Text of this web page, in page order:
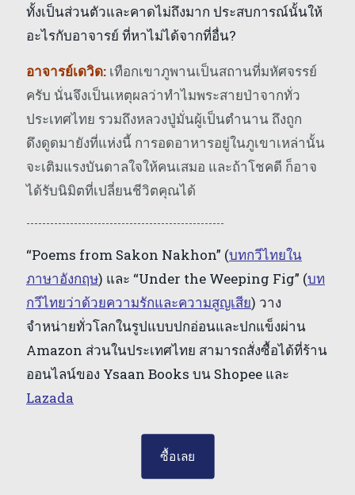
ทั้งเป็นส่วนตัวและคาดไม่ถึงมาก ประสบการณ์นั้นให้
อะไรกับอาจารย์ ที่หาไม่ได้จากที่อื่น?
อาจารย์เดวิด: เทือกเขาภูพานเป็นสถานที่มหัศจรรย์
ครับ นั่นจึงเป็นเหตุผลว่าทำไมพระสายป่าจากทั่ว
ประเทศไทย รวมถึงหลวงปู่มั่นผู้เป็นตำนาน ถึงถูก
ดึงดูดมายังที่แห่งนี้ การอดอาหารอยู่ในภูเขาเหล่านั้น
จะเติมแรงบันดาลใจให้คนเสมอ และถ้าโชคดี ก็อาจ
ได้รับนิมิตที่เปลี่ยนชีวิตคุณได้
--------------------------------------------------
“Poems from Sakon Nakhon” (บทกวีไทยใน
ภาษาอังกฤษ) และ “Under the Weeping Fig” (บท
กวีไทยว่าด้วยความรักและความสูญเสีย) วาง
จำหน่ายทั่วโลกในรูปแบบปกอ่อนและปกแข็งผ่าน
Amazon ส่วนในประเทศไทย สามารถสั่งซื้อได้ที่ร้าน
ออนไลน์ของ Ysaan Books บน Shopee และ
Lazada
ซื้อเลย